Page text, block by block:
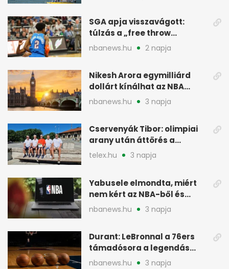
SGA apja visszavágott:
túlzás a „free throw
merchant” címke?
nbanews.hu 2 napja
Nikesh Arora egymilliárd
dollárt kínálhat az NBA
Europe londoni csapatáért
nbanews.hu 3 napja
Cservenyák Tibor: olimpiai
arany után áttörés a
rákkutatásban
telex.hu 3 napja
Yabusele elmondta, miért
nem kért az NBA-ből és
miért jött Európába
nbanews.hu 3 napja
Durant: LeBronnal a 76ers
támadósora a legendás
Warriorsra emlékeztet
nbanews.hu 3 napja